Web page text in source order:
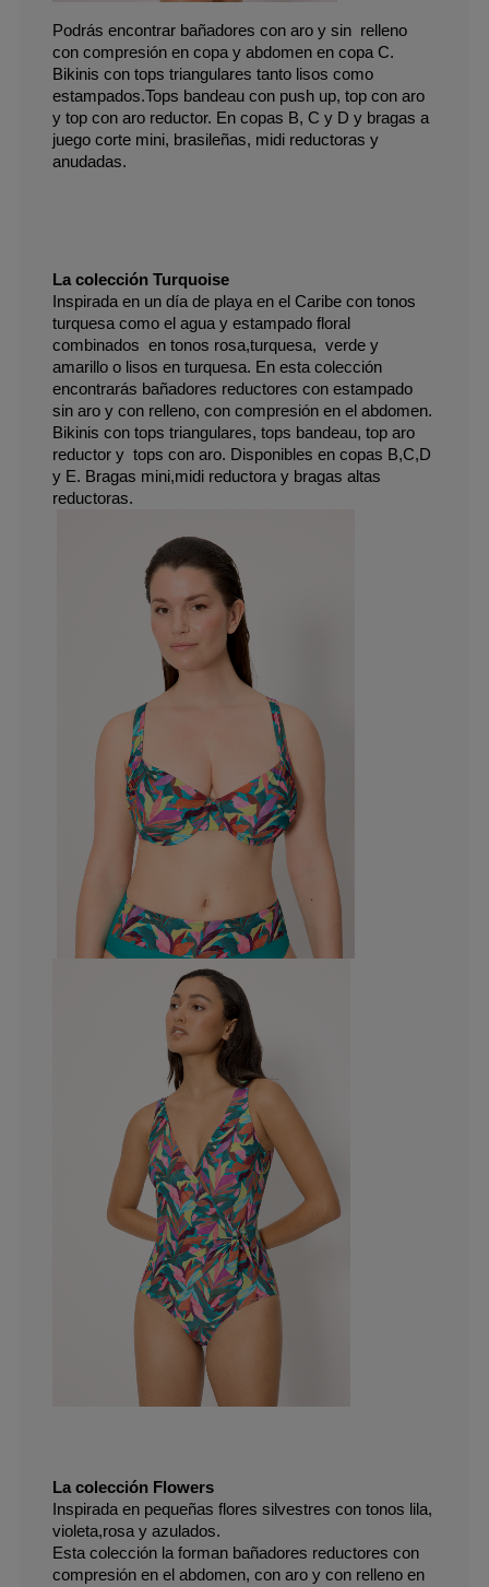
Podrás encontrar bañadores con aro y sin  relleno
con compresión en copa y abdomen en copa C.
Bikinis con tops triangulares tanto lisos como
estampados.Tops bandeau con push up, top con aro
y top con aro reductor. En copas B, C y D y bragas a
juego corte mini, brasileñas, midi reductoras y
anudadas.
La colección Turquoise
Inspirada en un día de playa en el Caribe con tonos
turquesa como el agua y estampado floral
combinados  en tonos rosa,turquesa,  verde y
amarillo o lisos en turquesa. En esta colección
encontrarás bañadores reductores con estampado
sin aro y con relleno, con compresión en el abdomen.
Bikinis con tops triangulares, tops bandeau, top aro
reductor y  tops con aro. Disponibles en copas B,C,D
y E. Bragas mini,midi reductora y bragas altas
reductoras.
La colección Flowers
Inspirada en pequeñas flores silvestres con tonos lila,
violeta,rosa y azulados.
Esta colección la forman bañadores reductores con
compresión en el abdomen, con aro y con relleno en